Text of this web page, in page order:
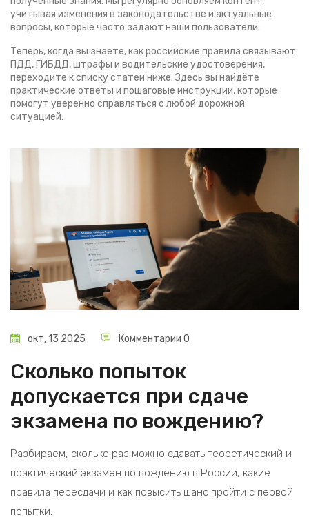
учитывая изменения в законодательстве и актуальные
вопросы, которые часто задают наши пользователи.
Теперь, когда вы знаете, как российские правила связывают
ПДД, ГИБДД, штрафы и водительские удостоверения,
переходите к списку статей ниже. Здесь вы найдёте
практические ответы и пошаговые инструкции, которые
помогут уверенно справляться с любой дорожной
ситуацией.
окт, 13 2025 Комментарии 0
Сколько попыток
допускается при сдаче
экзамена по вождению?
Разбираем, сколько раз можно сдавать теоретический и
практический экзамен по вождению в России, какие
правила пересдачи и как повысить шанс пройти с первой
попытки.